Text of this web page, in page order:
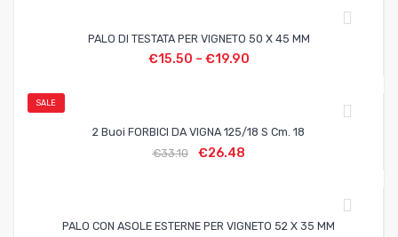
PALO DI TESTATA PER VIGNETO 50 X 45 MM
€15.50 – €19.90
SALE
2 Buoi FORBICI DA VIGNA 125/18 S Cm. 18
€33.10 €26.48
PALO CON ASOLE ESTERNE PER VIGNETO 52 X 35 MM